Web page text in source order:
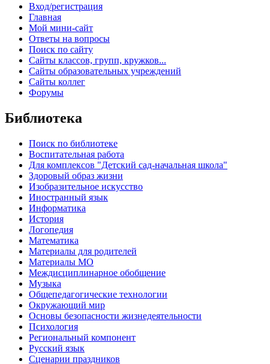
Вход/регистрация
Главная
Мой мини-сайт
Ответы на вопросы
Поиск по сайту
Сайты классов, групп, кружков...
Сайты образовательных учреждений
Сайты коллег
Форумы
Библиотека
Поиск по библиотеке
Воспитательная работа
Для комплексов "Детский сад-начальная школа"
Здоровый образ жизни
Изобразительное искусство
Иностранный язык
Информатика
История
Логопедия
Математика
Материалы для родителей
Материалы МО
Междисциплинарное обобщение
Музыка
Общепедагогические технологии
Окружающий мир
Основы безопасности жизнедеятельности
Психология
Региональный компонент
Русский язык
Сценарии праздников